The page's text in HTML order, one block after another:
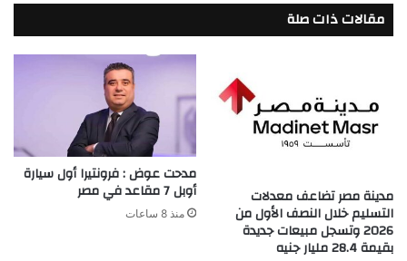
مقالات ذات صلة
مدينة مصر تضاعف معدلات
التسليم خلال النصف الأول من
2026 وتسجل مبيعات جديدة
بقيمة 28.4 مليار جنيه
مدحت عوض : فرونتيرا أول سيارة
أوبل 7 مقاعد في مصر
منذ 8 ساعات